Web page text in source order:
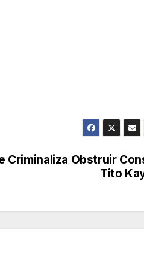
Criminaliza Obstruir
Tito